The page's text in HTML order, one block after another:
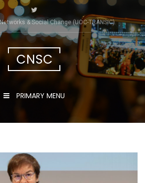
& Social Change (UOC-TRÀNSIC)
CNSC
PRIMARY MENU